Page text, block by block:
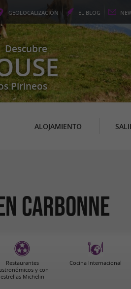
GEOLOCALIZACIÓN EL BLOG
Descubre
Pirineos
ALOJAMIENTO
Carbonne
Restaurantes
y con
estrellas Michelin
Cocina Internacional